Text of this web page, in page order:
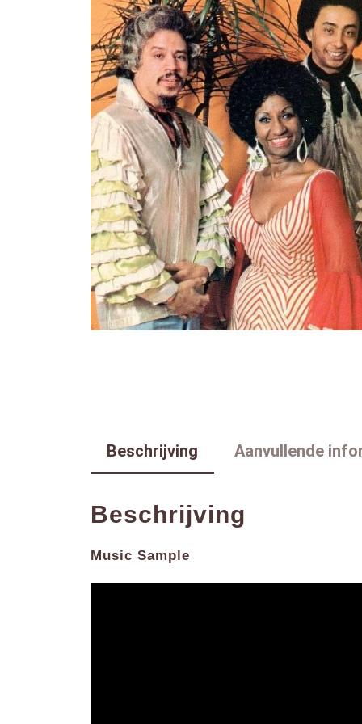
Beschrijving Aanvullende
Beschrijving
Music Sample